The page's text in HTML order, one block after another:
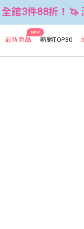
全館3件88折！🦄
NEW
最新商品 熱銷TOP30